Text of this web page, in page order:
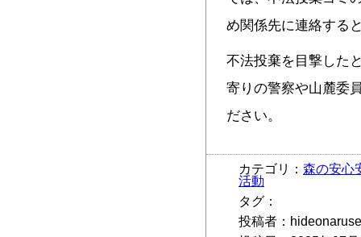
め関係先に連絡する
不法投棄を目撃した
寄りの警察や山麓委
ださい。
カテゴリ： 森の安心
活動
タグ：
投稿者：hideonaruse